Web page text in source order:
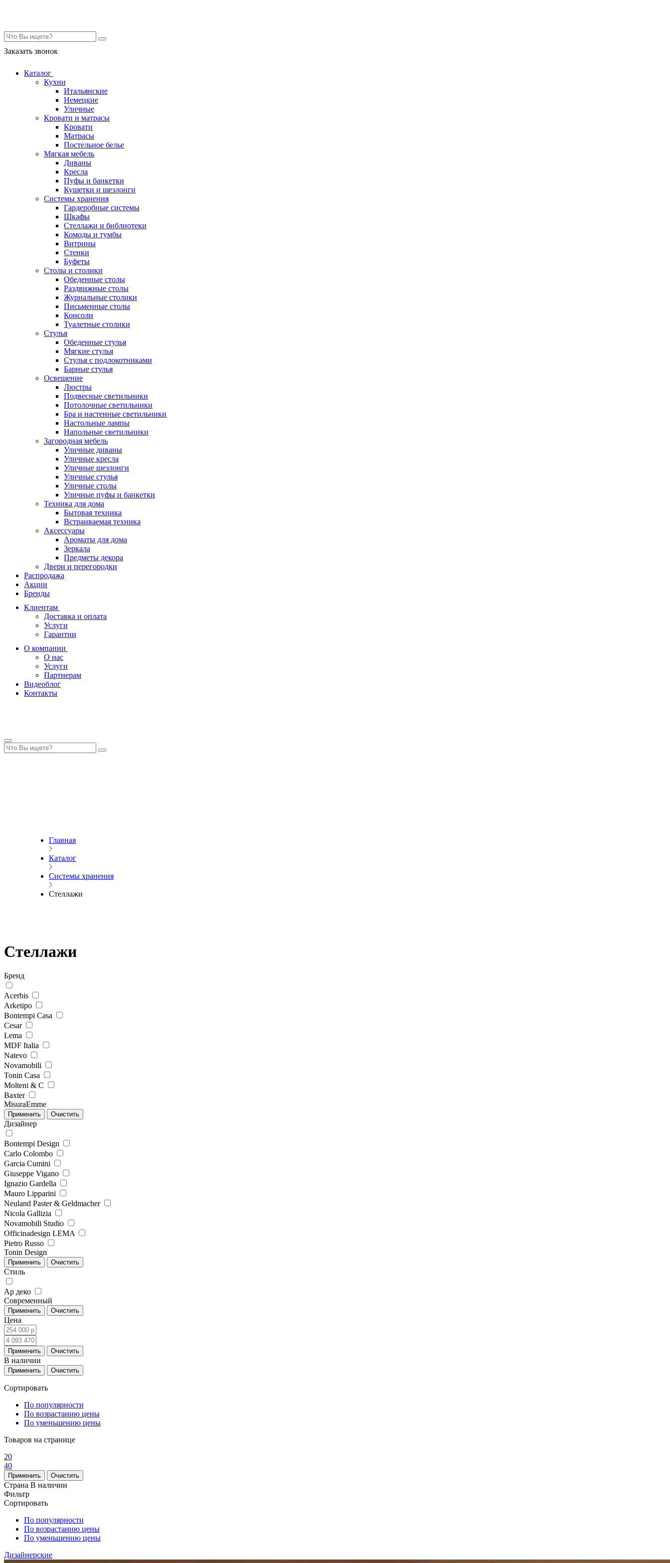
Заказать звонок
Каталог
Кухни
Итальянские
Немецкие
Уличные
Кровати и матрасы
Кровати
Матрасы
Постельное белье
Мягкая мебель
Диваны
Кресла
Пуфы и банкетки
Кушетки и шезлонги
Системы хранения
Гардеробные системы
Шкафы
Стеллажи и библиотеки
Комоды и тумбы
Витрины
Стенки
Буфеты
Столы и столики
Обеденные столы
Раздвижные столы
Журнальные столики
Письменные столы
Консоли
Туалетные столики
Стулья
Обеденные стулья
Мягкие стулья
Стулья с подлокотниками
Барные стулья
Освещение
Люстры
Подвесные светильники
Потолочные светильники
Бра и настенные светильники
Настольные лампы
Напольные светильники
Загородная мебель
Уличные диваны
Уличные кресла
Уличные шезлонги
Уличные стулья
Уличные столы
Уличные пуфы и банкетки
Техника для дома
Бытовая техника
Встраиваемая техника
Аксессуары
Ароматы для дома
Зеркала
Предметы декора
Двери и перегородки
Распродажа
Акции
Бренды
Клиентам
Доставка и оплата
Услуги
Гарантии
О компании
О нас
Услуги
Партнерам
Видеоблог
Контакты
Главная
Каталог
Системы хранения
Стеллажи
Стеллажи
Бренд
Acerbis
Arketipo
Bontempi Casa
Cesar
Lema
MDF Italia
Natevo
Novamobili
Tonin Casa
Molteni & C
Baxter
MisuraEmme
Дизайнер
Bontempi Design
Carlo Colombo
Garcia Cumini
Giuseppe Vigano
Ignazio Gardella
Mauro Lipparini
Neuland Paster & Geldmacher
Nicola Gallizia
Novamobili Studio
Officinadesign LEMA
Pietro Russo
Tonin Design
Стиль
Ар деко
Современный
Цена
В наличии
Сортировать
По популярности
По возрастанию цены
По уменьшению цены
Товаров на странице
20
40
Страна В наличии
Фильтр
Сортировать
По популярности
По возрастанию цены
По уменьшению цены
Дизайнерские